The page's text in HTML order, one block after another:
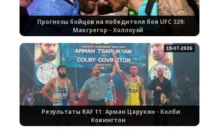
Прогнозы бойцов на победителя боя UFC 329:
Макгрегор - Холлоуэй
Результаты RAF 11: Арман Царукян - Колби
Ковингтон
19-07-2026